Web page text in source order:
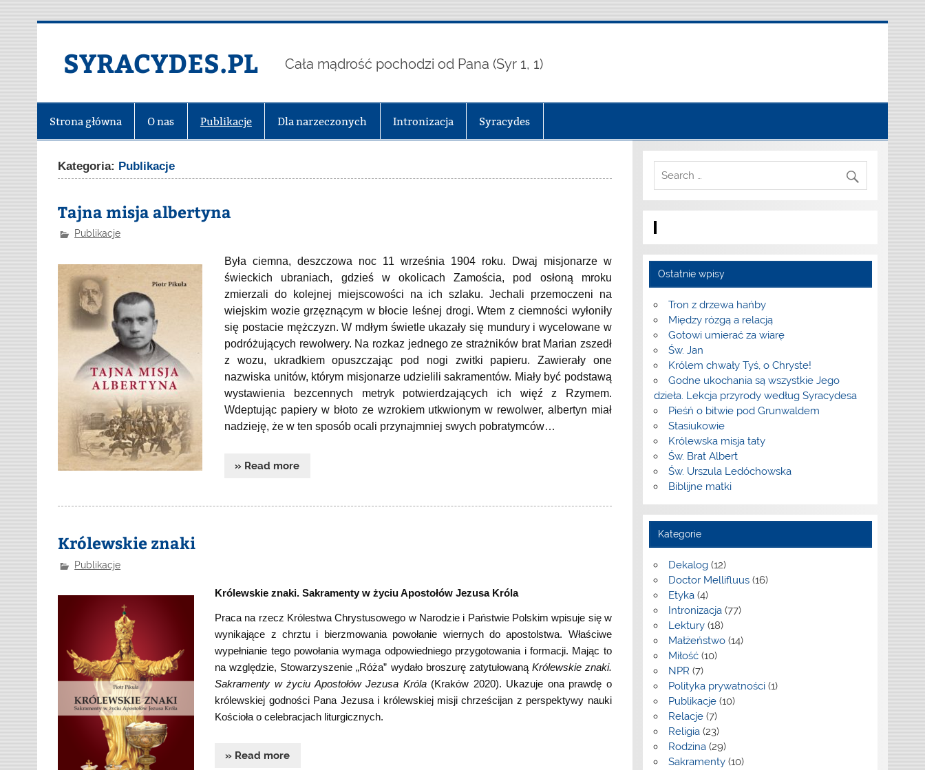
SYRACYDES.PL Cała mądrość pochodzi od Pana (Syr 1, 1)
Strona główna O nas Publikacje Dla narzeczonych Intronizacja Syracydes
Kategoria: Publikacje
Tajna misja albertyna
Publikacje
Była ciemna, deszczowa noc 11 września 1904 roku. Dwaj misjonarze w
świeckich ubraniach, gdzieś w okolicach Zamościa, pod osłoną mroku
zmierzali do kolejnej miejscowości na ich szlaku. Jechali przemoczeni na
wiejskim wozie grzęznącym w błocie leśnej drogi. Wtem z ciemności wyłoniły
się postacie mężczyzn. W mdłym świetle ukazały się mundury i wycelowane w
podróżujących rewolwery. Na rozkaz jednego ze strażników brat Marian zszedł
z wozu, ukradkiem opuszczając pod nogi zwitki papieru. Zawierały one
nazwiska unitów, którym misjonarze udzielili sakramentów. Miały być podstawą
wystawienia bezcennych metryk potwierdzających ich więź z Rzymem.
Wdeptując papiery w błoto ze wzrokiem utkwionym w rewolwer, albertyn miał
nadzieję, że w ten sposób ocali przynajmniej swych pobratymców…
» Read more
Królewskie znaki
Publikacje
Królewskie znaki. Sakramenty w życiu Apostołów Jezusa Króla
Praca na rzecz Królestwa Chrystusowego w Narodzie i Państwie Polskim wpisuje się w
wynikające z chrztu i bierzmowania powołanie wiernych do apostolstwa. Właściwe
wypełnianie tego powołania wymaga odpowiedniego przygotowania i formacji. Mając to
na względzie, Stowarzyszenie „Róża” wydało broszurę zatytułowaną Królewskie znaki.
Sakramenty w życiu Apostołów Jezusa Króla(Kraków 2020). Ukazuje ona prawdę o
królewskiej godności Pana Jezusa i królewskiej misji chrześcijan z perspektywy nauki
Kościoła o celebracjach liturgicznych.
» Read more
Ostatnie wpisy
Tron z drzewa hańby
Między rózgą a relacją
Gotowi umierać za wiarę
Św. Jan
Królem chwały Tyś, o Chryste!
Godne ukochania są wszystkie Jego
dzieła. Lekcja przyrody według Syracydesa
Pieśń o bitwie pod Grunwaldem
Stasiukowie
Królewska misja taty
Św. Brat Albert
Św. Urszula Ledóchowska
Biblijne matki
Kategorie
Dekalog(12)
Doctor Mellifluus(16)
Etyka(4)
Intronizacja(77)
Lektury(18)
Małżeństwo(14)
Miłość(10)
NPR (7)
Polityka prywatności(1)
Publikacje(10)
Relacje(7)
Religia(23)
Rodzina(29)
Sakramenty(10)